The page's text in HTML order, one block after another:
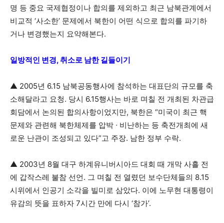
명 등 중요 국제협정이나 합의를 제외하고 최근 남북관계에서
비교적 ‘사소한’ 문제에서 북한이 어떤 식으로 합의를 파기하
거나 변경했는지 요약해본다.
일방적인 변경, 취소로 남한 길들이기
▲ 2005년 6.15 남북공동행사에 참석하는 대표단의 규모를 축
소해달라고 요청. 당시 6.15행사는 바로 며칠 전 개최된 차관급
회담에서 논의된 합의사항이었지만, 북한은 “미국이 최근 핵
문제와 관련해 북한체제를 압박 ∙ 비난하는 등 축전개최에 새
로운 난관이 조성되고 있다”고 주장. 남한 정부 수락.
▲ 2003년 8월 대구 하계유니버시아드 대회 때 개막 사흘 전
에 갑작스레 불참 선언. 그 며칠 전 열렸던 보수단체들의 8.15
시위에서 인공기 소각을 빌미로 삼았다. 이에 노무현 대통령이
유감의 뜻을 표하자 7시간 만에 다시 ‘참가’.